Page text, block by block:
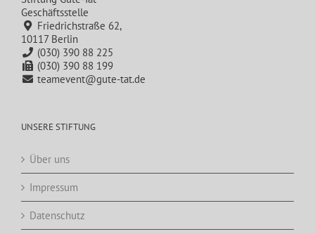
Geschäftsstelle
Friedrichstraße 62,
10117 Berlin
(030) 390 88 225
(030) 390 88 199
teamevent@gute-tat.de
UNSERE STIFTUNG
Über uns
Impressum
Datenschutz